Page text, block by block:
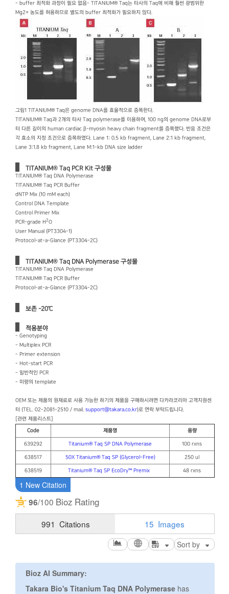
- buffer 최적화 과정이 필요 없음- TITANIUM® Taq는 타사의 Taq에 비해 훨씬 광범위한
Mg2+ 농도를 허용하므로 별도의 buffer 최적화가 필요하지 않다.
그림1 TITANIUM® Taq은 genome DNA를 효율적으로 증폭한다.
TITANIUM® Taq과 2개의 타사 Taq polymerase를 이용하여, 100 ng의 genome DNA로부
터 다른 길이의 human cardiac β-myosin heavy chain fragment를 증폭했다. 반응 조건은
각 효소의 지정 조건으로 증폭하였다. Lane 1: 0.5 kb fragment, Lane 2：1 kb fragment,
Lane 3：1.8 kb fragment, Lane M：1-kb DNA size ladder
TITANIUM® Taq PCR Kit 구성물
TITANIUM® Taq DNA Polymerase
TITANIUM® Taq PCR Buffer
dNTP Mix (10 mM each)
Control DNA Template
Control Primer Mix
PCR-grade H2O
User Manual (PT3304-1)
Protocol-at-a-Glance (PT3304-2C)
TITANIUM® Taq DNA Polymerase 구성물
TITANIUM® Taq DNA Polymerase
TITANIUM® Taq PCR Buffer
Protocol-at-a-Glance (PT3304-2C)
보존 -20℃
적용분야
- Genotyping
- Multiplex PCR
- Primer extension
- Hot-start PCR
- 일반적인 PCR
- 미량의 template
OEM 또는 제품의 원재료로 사용 가능한 하기의 제품을 구매하시려면 다카라코리아 고객지원센
터 (TEL. 02-2081-2510 / mail. support@takara.co.kr)로 연락 부탁드립니다.
[관련 제품리스트]
Code 제품명 용량
639292 Titanium® Taq SP DNA Polymerase 100 rxns
638517 50X Titanium® Taq SP (Glycerol-Free) 250 ul
638519 Titanium® Taq SP EcoDry™ Premix 48 rxns